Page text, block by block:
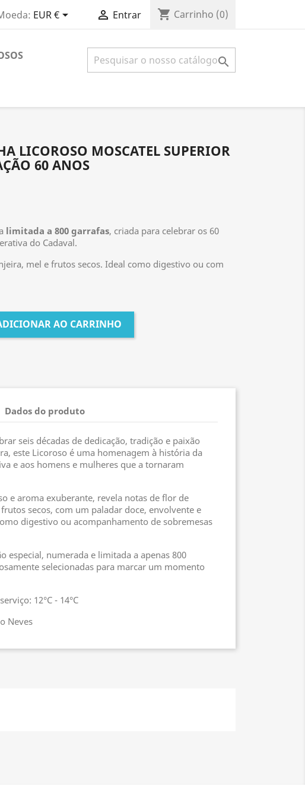
EUR €  Entrar shopping_cart Carrinho (0)

LICOROSO MOSCATEL SUPERIOR
60 ANOS
limitada a 800 garrafas, criada para celebrar os 60
do Cadaval.
mel e frutos secos. Ideal como digestivo ou com
AO CARRINHO
Dados do produto
seis décadas de dedicação, tradição e paixão
este Licoroso é uma homenagem à história da
e aos homens e mulheres que a tornaram
e aroma exuberante, revela notas de flor de
secos, com um paladar doce, envolvente e
digestivo ou acompanhamento de sobremesas
especial, numerada e limitada a apenas 800
selecionadas para marcar um momento
12°C - 14°C
Neves